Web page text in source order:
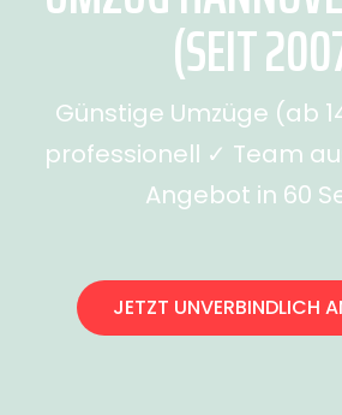
(SEIT
Günstige Umzüge (ab
professionell ✓ Team
Angebot in 60
JETZT UNVERBINDLICH